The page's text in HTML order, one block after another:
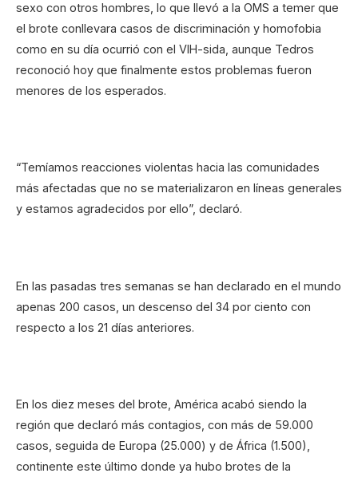
sexo con otros hombres, lo que llevó a la OMS a temer que
el brote conllevara casos de discriminación y homofobia
como en su día ocurrió con el VIH-sida, aunque Tedros
reconoció hoy que finalmente estos problemas fueron
menores de los esperados.
“Temíamos reacciones violentas hacia las comunidades
más afectadas que no se materializaron en líneas generales
y estamos agradecidos por ello”, declaró.
En las pasadas tres semanas se han declarado en el mundo
apenas 200 casos, un descenso del 34 por ciento con
respecto a los 21 días anteriores.
En los diez meses del brote, América acabó siendo la
región que declaró más contagios, con más de 59.000
casos, seguida de Europa (25.000) y de África (1.500),
continente este último donde ya hubo brotes de la